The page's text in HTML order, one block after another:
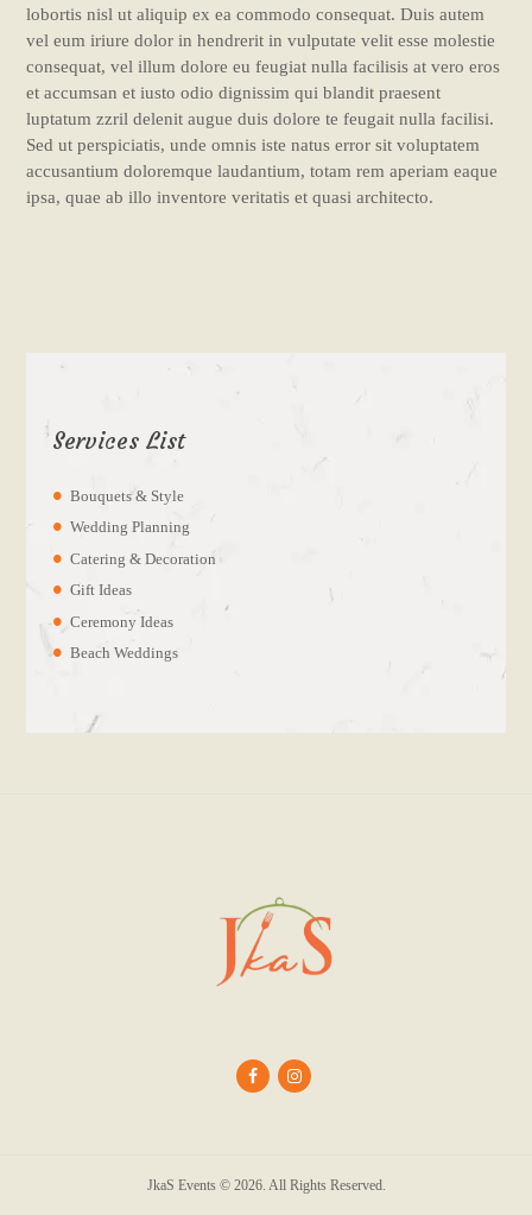
lobortis nisl ut aliquip ex ea commodo consequat. Duis autem
vel eum iriure dolor in hendrerit in vulputate velit esse molestie
consequat, vel illum dolore eu feugiat nulla facilisis at vero eros
et accumsan et iusto odio dignissim qui blandit praesent
luptatum zzril delenit augue duis dolore te feugait nulla facilisi.
Sed ut perspiciatis, unde omnis iste natus error sit voluptatem
accusantium doloremque laudantium, totam rem aperiam eaque
ipsa, quae ab illo inventore veritatis et quasi architecto.
Services List
Bouquets & Style
Wedding Planning
Catering & Decoration
Gift Ideas
Ceremony Ideas
Beach Weddings
JkaS Events © 2026. All Rights Reserved.